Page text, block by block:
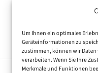
Um Ihnen ein optimales
Geräteinformationen zu
zustimmen, können wir Daten
verarbeiten. Wenn Sie Ihre
Merkmale und Funktionen